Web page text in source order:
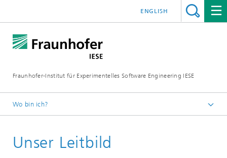
Fraunhofer-Institut für Experimentelles Software Engineering IESE
ENGLISH
Wo bin ich?
Unser Leitbild